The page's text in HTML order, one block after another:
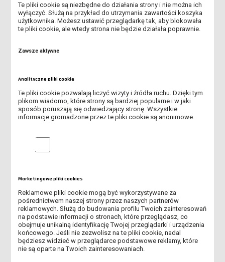
SPOTKANIE ONLINE DLA KANDYDATÓW NA STUDIA
OSTATNIE DNI I NABORU NA STUDIA W ANS LESZNO!
V MIĘDZYNARODOWA KONFERENCJA "PEDAGOGIKA DZIECKA.
SIĘ, JAK PRZEJŚĆ PRZEZ REKRUTACJĘ
ABSOLUTORIA 2026 - KOLEJNY ROCZNIK ABSOLWENTÓW ANS
UROCZYSTE OTWARCIE AKADEMICKIEGO CENTRUM INŻYNIERII I
TECHNOLOGII ANS W LESZNIE
REKRUTACJA DO DOMU STUDENTA "KOMENIK"
WSPARCIE PSYCHOTERAPEUTYCZNE DLA STUDENTÓW ANS W
LESZNIE W OKRESIE WAKACYJNYM
Te pliki cookie są niezbędne do działania strony i nie można ich
wyłączyć. Służą na przykład do utrzymania zawartości koszyka
użytkownika. Możesz ustawić przeglądarkę tak, aby blokowała
te pliki cookie, ale wtedy strona nie będzie działała poprawnie.
Zawsze aktywne
Analityczne pliki cookie
Te pliki cookie pozwalają liczyć wizyty i źródła ruchu. Dzięki tym
plikom wiadomo, które strony są bardziej popularne i w jaki
sposób poruszają się odwiedzający stronę. Wszystkie
informacje gromadzone przez te pliki cookie są anonimowe.
Analityczne pliki cookie
Marketingowe pliki cookies
Reklamowe pliki cookie mogą być wykorzystywane za
pośrednictwem naszej strony przez naszych partnerów
reklamowych. Służą do budowania profilu Twoich zainteresowań
na podstawie informacji o stronach, które przeglądasz, co
obejmuje unikalną identyfikację Twojej przeglądarki i urządzenia
końcowego. Jeśli nie zezwolisz na te pliki cookie, nadal
będziesz widzieć w przeglądarce podstawowe reklamy, które
nie są oparte na Twoich zainteresowaniach.